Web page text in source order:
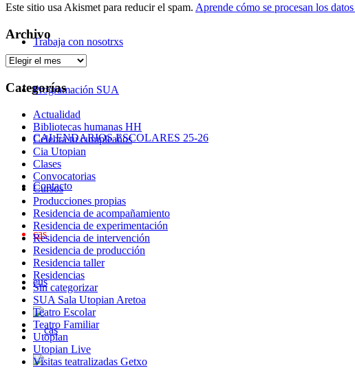
Trabaja con nosotrxs
Programación SUA
CALENDARIOS ESCOLARES 25-26
Contacto
cas
eus
Este sitio usa Akismet para reducir el spam. Aprende cómo se procesan los
Archivo
Archivo
Categorías
Actualidad
Bibliotecas humanas HH
Celebra tu cumpleaños
Cia Utopian
Clases
Convocatorias
Cursos
Producciones propias
Residencia de acompañamiento
Residencia de experimentación
Residencia de intervención
Residencia de producción
Residencia taller
Residencias
Sin categorizar
SUA Sala Utopian Aretoa
Teatro Escolar
Teatro Familiar
Utopian
Utopian Live
Visitas teatralizadas Getxo